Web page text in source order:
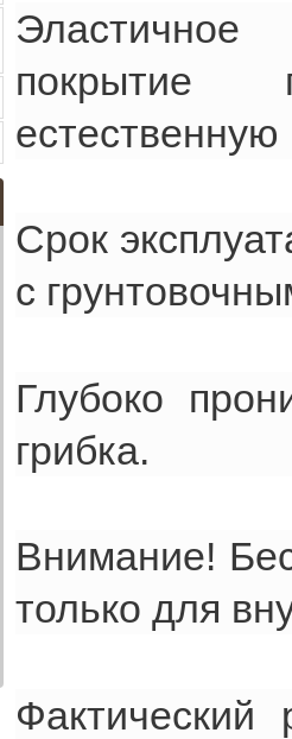
Эластичное
покрытие
Срок
с
Глубоко
грибка.
Внимание!
только для